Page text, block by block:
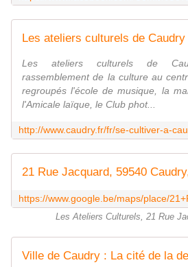
Les ateliers culturels de Caudry
Les ateliers culturels de
rassemblement de la culture au
regroupés l'école de musique, la
l'Amicale laïque, le Club phot...
21 Rue Jacquard, 59540
Les Ateliers Culturels, 21 Rue
Ville de Caudry : La cité de la